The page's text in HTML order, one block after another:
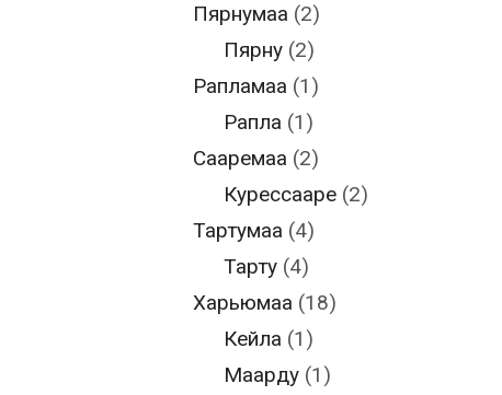
Пярнумаа (2)
Пярну (2)
Рапламаа (1)
Рапла (1)
Сааремаа (2)
Курессааре (2)
Тартумаа (4)
Тарту (4)
Харьюмаа (18)
Кейла (1)
Маарду (1)